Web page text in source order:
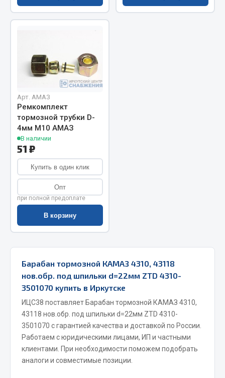
Выключатель массы
Изолента
Весь раздел
Запчасти на полуприцепы
Амортизаторы для полуприцепов
Весь раздел
Запчасти КамАЗ
Двигатель
Система питания
Система выпуска газа
Сцепление
Коробка передач
Коробка передач ZF
Показать ещё
Весь раздел
Запчасти МАЗ
Арт. АМАЗ
Ремкомплект
тормозной трубки D-
4мм М10 АМАЗ
В наличии
51 ₽
Купить в один клик
Опт
при полной предоплате
В корзину
Барабан тормозной КАМАЗ 4310, 43118
нов.обр. под шпильки d=22мм ZTD 4310-
3501070 купить в Иркутске
ИЦС38 поставляет Барабан тормозной КАМАЗ 4310,
43118 нов.обр. под шпильки d=22мм ZTD 4310-
3501070 с гарантией качества и доставкой по России.
Работаем с юридическими лицами, ИП и частными
клиентами. При необходимости поможем подобрать
аналоги и совместимые позиции.